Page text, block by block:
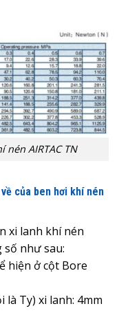
AIRTAC TN
của ben hơi khí nén
xi lanh khí nén
số như sau:
hiện ở cột Bore
Ty) xi lanh: 4mm